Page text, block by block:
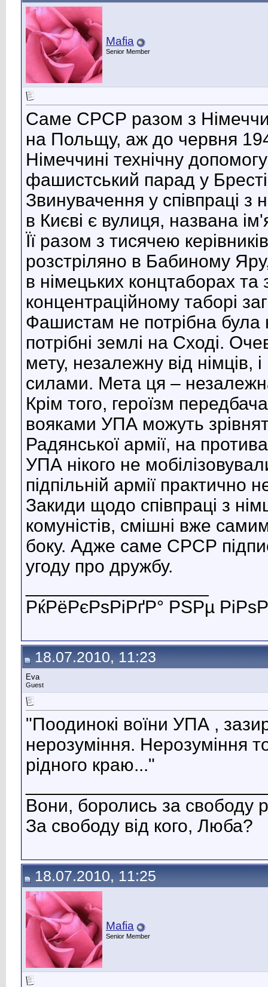
Mafia
Senior Member
Саме СРСР разом з
на Польщу, аж до червня
Німеччині технічну
фашистський парад у Бресті
Звинувачення у співпраці
в Києві є вулиця, названа
Її разом з тисячею
розстріляно в Бабиному Яру,
в німецьких концтаборах
концентраційному таборі
Фашистам не потрібна була
потрібні землі на Сході.
мету, незалежну від
силами. Мета ця –
Крім того, героїзм
вояками УПА можуть
Радянської армії, на
УПА нікого не
підпільній армії практично
Закиди щодо співпраці з
комуністів, смішні вже
боку. Адже саме СРСР
угоду про дружбу.
РќРёРєРѕРіРґР° РЅРµ
18.07.2010, 11:23
Eva
Guest
"Поодинокі воїни УПА ,
нерозуміння. Нерозуміння
рідного краю..."
Вони, боролись за свободу
За свободу від кого, Люба?
18.07.2010, 11:25
Mafia
Senior Member